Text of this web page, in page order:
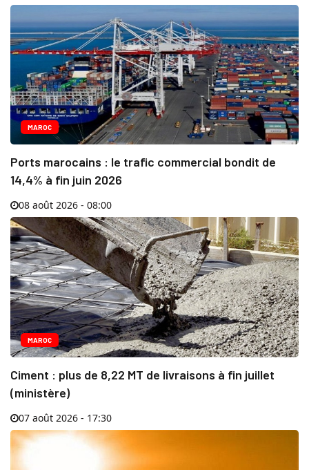
MAROC
Ports marocains : le trafic commercial bondit de
14,4% à fin juin 2026
08 août 2026 - 08:00
MAROC
Ciment : plus de 8,22 MT de livraisons à fin juillet
(ministère)
07 août 2026 - 17:30